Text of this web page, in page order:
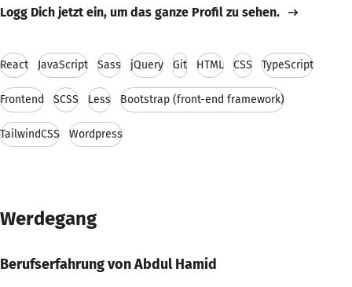
Logg Dich jetzt ein, um das ganze Profil zu sehen.
React JavaScript Sass jQuery Git HTML CSS TypeScript
Frontend SCSS Less Bootstrap (front-end framework)
TailwindCSS Wordpress
Werdegang
Berufserfahrung von Abdul Hamid